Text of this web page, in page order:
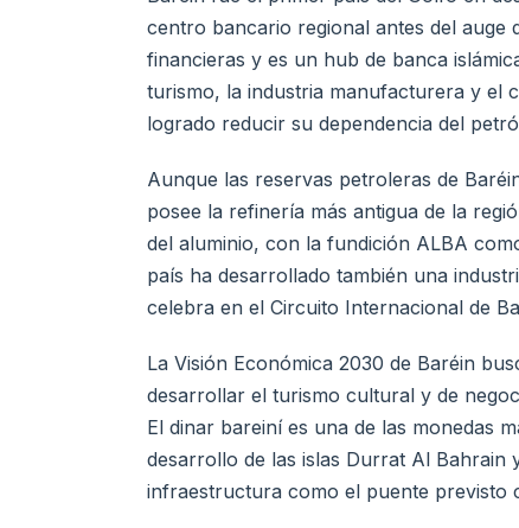
centro bancario regional antes del auge
financieras y es un hub de banca
turismo, la industria manufacturera y el
logrado reducir su dependencia del
Aunque las reservas petroleras de
posee la refinería más antigua de la
del aluminio, con la fundición ALBA
país ha desarrollado también una
celebra en el Circuito Internacional de
La Visión Económica 2030 de Baréin
desarrollar el turismo cultural y de
El dinar bareiní es una de las monedas
desarrollo de las islas Durrat Al Bahrain
infraestructura como el puente previsto